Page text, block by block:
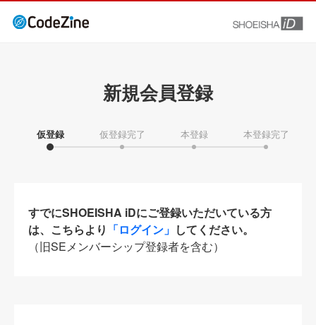
新規会員登録
仮登録 仮登録完了 本登録 本登録完了
すでにSHOEISHA iDにご登録いただいている方
は、こちらより 「ログイン」 してください。
（旧SEメンバーシップ登録者を含む）